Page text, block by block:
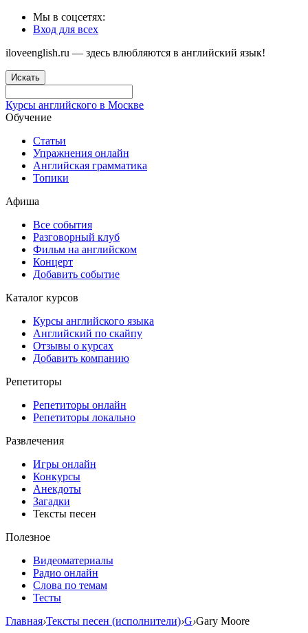
Мы в соцсетях:
Вход для всех
iloveenglish.ru — здесь влюбляются в английский язык!
Искать
Курсы английского в Москве
Обучение
Статьи
Упражнения онлайн
Английская грамматика
Топики
Афиша
Все события
Разговорный клуб
Фильм на английском
Концерт
Добавить событие
Каталог курсов
Курсы английского языка
Английский по скайпу
Отзывы о курсах
Добавить компанию
Репетиторы
Репетиторы онлайн
Репетиторы локально
Развлечения
Игры онлайн
Конкурсы
Анекдоты
Загадки
Тексты песен
Полезное
Видеоматериалы
Радио онлайн
Слова по темам
Тесты
Главная›Тексты песен (исполнители)›G›Gary Moore